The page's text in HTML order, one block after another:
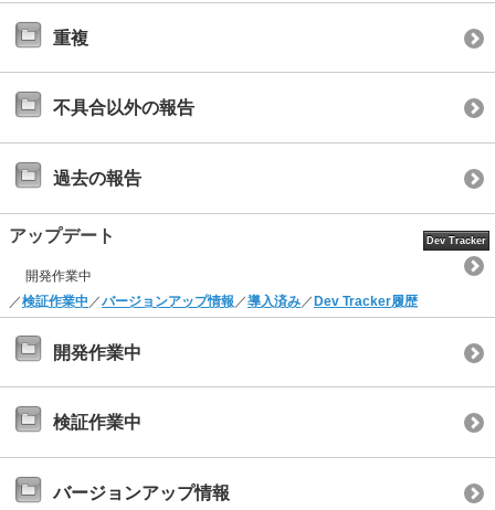
重複
不具合以外の報告
過去の報告
アップデート Dev Tracker
開発作業中
／検証作業中 ／バージョンアップ情報 ／導入済み ／Dev Tracker履歴
開発作業中
検証作業中
バージョンアップ情報